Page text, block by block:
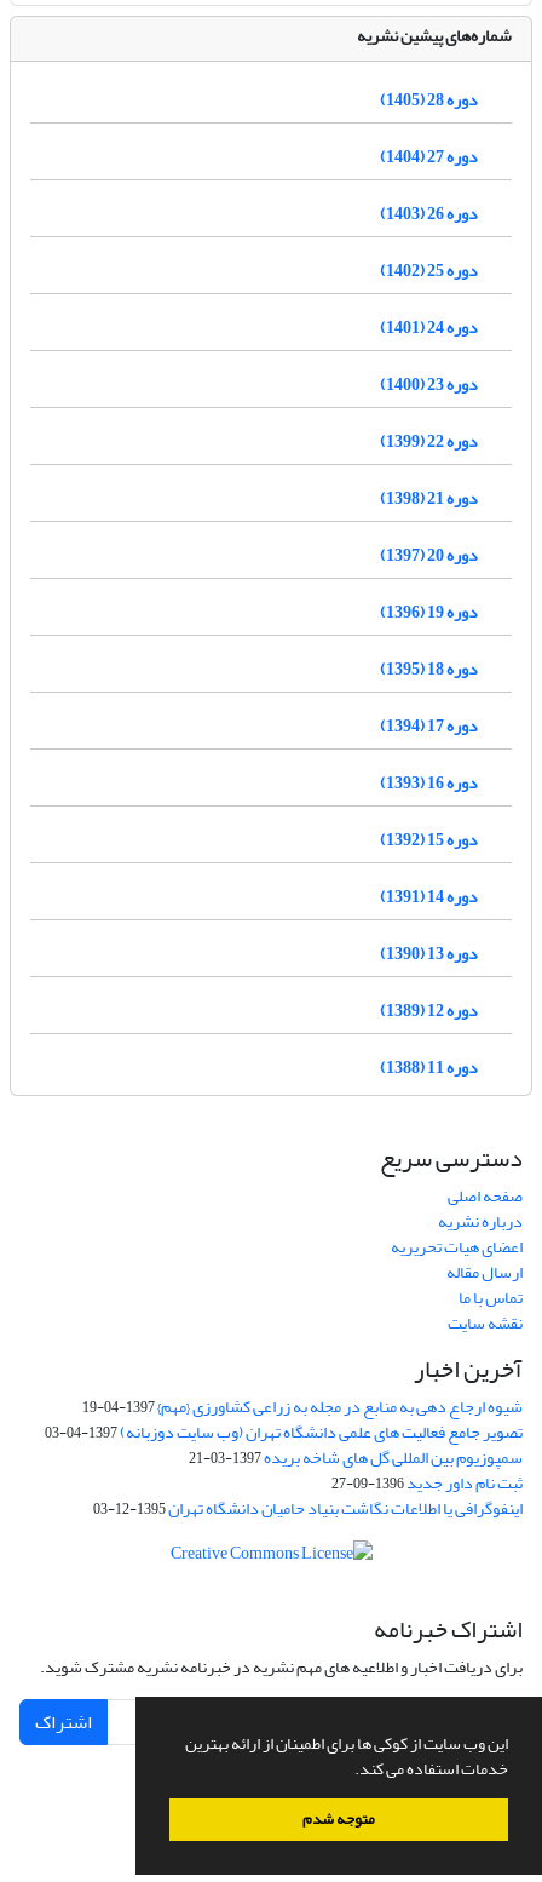
این وب سایت از کوکی ها برای اطمینان از ارائه بهترین
خدمات استفاده می کند.
متوجه شدم
شماره‌های پیشین نشریه
دوره 28 (1405)
دوره 27 (1404)
دوره 26 (1403)
دوره 25 (1402)
دوره 24 (1401)
دوره 23 (1400)
دوره 22 (1399)
دوره 21 (1398)
دوره 20 (1397)
دوره 19 (1396)
دوره 18 (1395)
دوره 17 (1394)
دوره 16 (1393)
دوره 15 (1392)
دوره 14 (1391)
دوره 13 (1390)
دوره 12 (1389)
دوره 11 (1388)
دسترسی سریع
صفحه اصلی
درباره نشریه
اعضای هیات تحریریه
ارسال مقاله
تماس با ما
نقشه سایت
آخرین اخبار
شیوه ارجاع دهی به منابع در مجله به زراعی کشاورزی {مهم}1397-04-19
تصویر جامع فعالیت های علمی دانشگاه تهران (وب سایت دوزبانه)1397-04-03
سمپوزیوم بین المللی گل های شاخه بریده1397-03-21
ثبت نام داور جدید1396-09-27
اینفوگرافی یا اطلاعات نگاشت بنیاد حامیان دانشگاه تهران1395-12-03
اشتراک خبرنامه
برای دریافت اخبار و اطلاعیه های مهم نشریه در خبرنامه نشریه مشترک شوید.
اشتراک
سامانه مدیریت نشریات علمی.طراحی و پیاده سازی ازسیناوب